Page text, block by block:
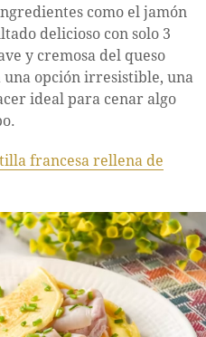
como el jamón
delicioso con solo 3
y cremosa del queso
opción irresistible, una
ideal para cenar algo
francesa rellena de